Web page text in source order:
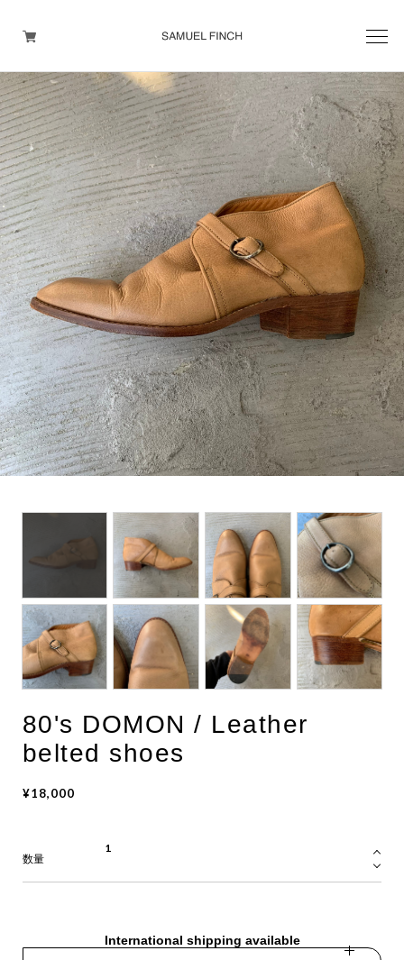
Men's
Maison Martin Margiela
Helmut Lang
Yohji Yamamoto
Other brands
TOPS
OUTER WEAR
BOTTOMS
DESIGNERS ARCHIVES
80's DOMON / Leather
belted shoes
¥18,000
数量
International shipping available